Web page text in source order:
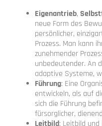
Eigenantrieb,
neue Form des
persönlicher,
Prozess. Man kann
zunehmender
unbedeutender. An
adaptive Systeme,
Führung: Eine
entwickeln, als auf
sich die Führung
fürsorglicher,